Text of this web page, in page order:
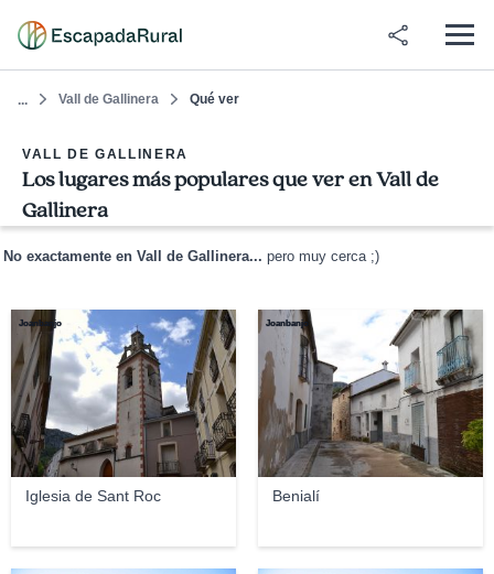
... Vall de Gallinera Qué ver
VALL DE GALLINERA
Los lugares más populares que ver en Vall de
Gallinera
No exactamente en Vall de Gallinera... pero muy cerca ;)
Iglesia de Sant Roc
Joanbanjo
Benialí
Joanbanjo